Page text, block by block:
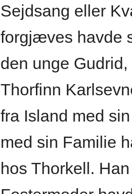
Sejdsang eller
forgjæves havde
den unge
Thorfinn
fra Island med
med sin Familie
hos Thorkell.